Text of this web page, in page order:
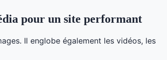
pour un site performant
Il englobe également les vidéos, les